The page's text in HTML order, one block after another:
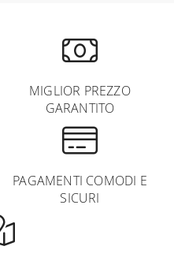
MIGLIOR PREZZO
GARANTITO
PAGAMENTI COMODI E
SICURI